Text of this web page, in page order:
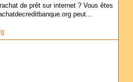
de prêt sur internet ? Vous êtes
peut...